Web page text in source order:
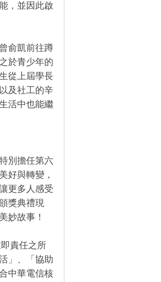
，並因此啟
俞凱前往蹲
於青少年的
從上屆學長
及社工的辛
活中也能繼
別擔任第六
好與轉變，
更多人感受
獎典禮現
妙故事！
責任之所
」、「協助
中華電信核